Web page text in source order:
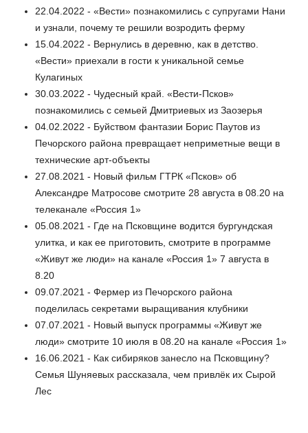
22.04.2022 - «Вести» познакомились с супругами Нани
и узнали, почему те решили возродить ферму
15.04.2022 - Вернулись в деревню, как в детство.
«Вести» приехали в гости к уникальной семье
Кулагиных
30.03.2022 - Чудесный край. «Вести-Псков»
познакомились с семьей Дмитриевых из Заозерья
04.02.2022 - Буйством фантазии Борис Паутов из
Печорского района превращает неприметные вещи в
технические арт-объекты
27.08.2021 - Новый фильм ГТРК «Псков» об
Александре Матросове смотрите 28 августа в 08.20 на
телеканале «Россия 1»
05.08.2021 - Где на Псковщине водится бургундская
улитка, и как ее приготовить, смотрите в программе
«Живут же люди» на канале «Россия 1» 7 августа в
8.20
09.07.2021 - Фермер из Печорского района
поделилась секретами выращивания клубники
07.07.2021 - Новый выпуск программы «Живут же
люди» смотрите 10 июля в 08.20 на канале «Россия 1»
16.06.2021 - Как сибиряков занесло на Псковщину?
Семья Шуняевых рассказала, чем привлёк их Сырой
Лес